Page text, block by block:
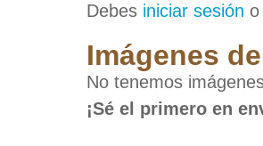
Debes iniciar sesión
Imágenes
No tenemos
¡Sé el primero en